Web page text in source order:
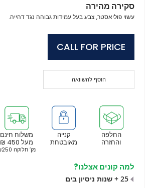
סקירה מהירה
עשוי פוליאסטר, צבע בעל עמידות גבוהה נגד דהייה.
CALL FOR PRICE
הוסף להשוואה
משלוח חינם
מעל 450 ₪
נק’ חלוקה ₪250
קנייה
מאובטחת
החלפה
והחזרה
למה קונים אצלנו?
25 + שנות ניסיון בים